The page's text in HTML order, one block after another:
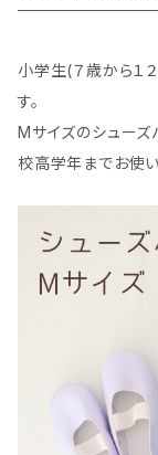
小学生(７歳から１
す。
Mサイズのシューズ
校高学年までお使い